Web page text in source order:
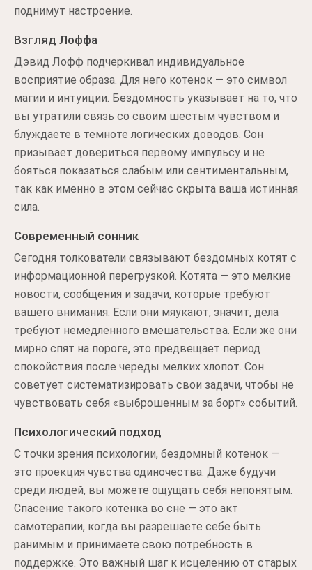
поднимут настроение.
Взгляд Лоффа
Дэвид Лофф подчеркивал индивидуальное
восприятие образа. Для него котенок — это символ
магии и интуиции. Бездомность указывает на то, что
вы утратили связь со своим шестым чувством и
блуждаете в темноте логических доводов. Сон
призывает довериться первому импульсу и не
бояться показаться слабым или сентиментальным,
так как именно в этом сейчас скрыта ваша истинная
сила.
Современный сонник
Сегодня толкователи связывают бездомных котят с
информационной перегрузкой. Котята — это мелкие
новости, сообщения и задачи, которые требуют
вашего внимания. Если они мяукают, значит, дела
требуют немедленного вмешательства. Если же они
мирно спят на пороге, это предвещает период
спокойствия после череды мелких хлопот. Сон
советует систематизировать свои задачи, чтобы не
чувствовать себя «выброшенным за борт» событий.
Психологический подход
С точки зрения психологии, бездомный котенок —
это проекция чувства одиночества. Даже будучи
среди людей, вы можете ощущать себя непонятым.
Спасение такого котенка во сне — это акт
самотерапии, когда вы разрешаете себе быть
ранимым и принимаете свою потребность в
поддержке. Это важный шаг к исцелению от старых